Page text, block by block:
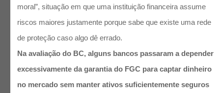
moral”, situação em que uma instituição financeira assume
riscos maiores justamente porque sabe que existe uma rede
de proteção caso algo dê errado.
Na avaliação do BC, alguns bancos passaram a depender
excessivamente da garantia do FGC para captar dinheiro
no mercado sem manter ativos suficientemente seguros